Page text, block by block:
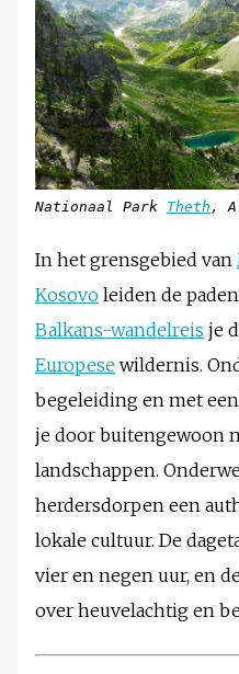
Nationaal Park Theth ,
In het grensgebied van
Kosovo leiden de
Balkans-wandelreis je
Europese wildernis.
begeleiding en met
je door buitengewoon
landschappen.
herdersdorpen een
lokale cultuur. De
vier en negen uur, en
over heuvelachtig en